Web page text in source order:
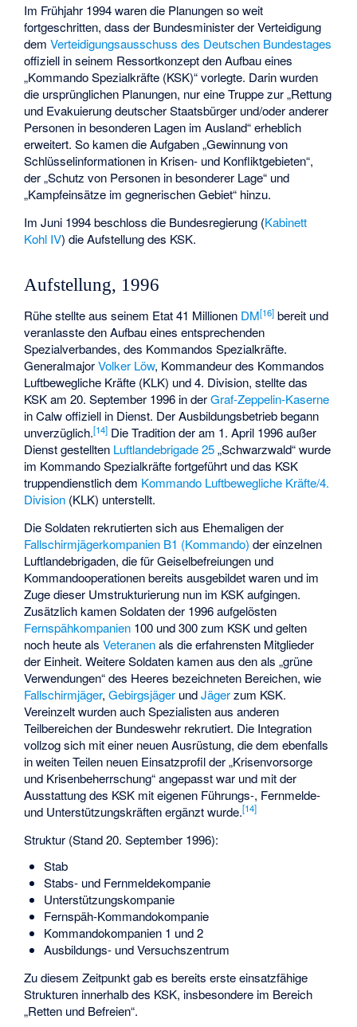
Im Frühjahr 1994 waren die Planungen so weit
fortgeschritten, dass der Bundesminister der Verteidigung
demVerteidigungsausschuss des Deutschen Bundestages
offiziell in seinem Ressortkonzept den Aufbau eines
„Kommando Spezialkräfte (KSK)“ vorlegte. Darin wurden
die ursprünglichen Planungen, nur eine Truppe zur „Rettung
und Evakuierung deutscher Staatsbürger und/oder anderer
Personen in besonderen Lagen im Ausland“ erheblich
erweitert. So kamen die Aufgaben „Gewinnung von
Schlüsselinformationen in Krisen- und Konfliktgebieten“,
der „Schutz von Personen in besonderer Lage“ und
„Kampfeinsätze im gegnerischen Gebiet“ hinzu.
Im Juni 1994 beschloss die Bundesregierung (Kabinett
Kohl IV) die Aufstellung des KSK.
Aufstellung, 1996
Rühe stellte aus seinem Etat 41 Millionen DM[16] bereit und
veranlasste den Aufbau eines entsprechenden
Spezialverbandes, des Kommandos Spezialkräfte.
GeneralmajorVolker Löw, Kommandeur des Kommandos
Luftbewegliche Kräfte (KLK) und 4. Division, stellte das
KSK am 20. September 1996 in derGraf-Zeppelin-Kaserne
in Calw offiziell in Dienst. Der Ausbildungsbetrieb begann
unverzüglich.[14] Die Tradition der am 1. April 1996 außer
Dienst gestellten Luftlandebrigade 25„Schwarzwald“ wurde
im Kommando Spezialkräfte fortgeführt und das KSK
truppendienstlich dem Kommando Luftbewegliche Kräfte/4.
Division (KLK) unterstellt.
Die Soldaten rekrutierten sich aus Ehemaligen der
Fallschirmjägerkompanien B1 (Kommando) der einzelnen
Luftlandebrigaden, die für Geiselbefreiungen und
Kommandooperationen bereits ausgebildet waren und im
Zuge dieser Umstrukturierung nun im KSK aufgingen.
Zusätzlich kamen Soldaten der 1996 aufgelösten
Fernspähkompanien 100 und 300 zum KSK und gelten
noch heute alsVeteranenals die erfahrensten Mitglieder
der Einheit. Weitere Soldaten kamen aus den als „grüne
Verwendungen“ des Heeres bezeichneten Bereichen, wie
Fallschirmjäger,Gebirgsjäger undJägerzum KSK.
Vereinzelt wurden auch Spezialisten aus anderen
Teilbereichen der Bundeswehr rekrutiert. Die Integration
vollzog sich mit einer neuen Ausrüstung, die dem ebenfalls
in weiten Teilen neuen Einsatzprofil der „Krisenvorsorge
und Krisenbeherrschung“ angepasst war und mit der
Ausstattung des KSK mit eigenen Führungs-, Fernmelde-
und Unterstützungskräften ergänzt wurde.[14]
Struktur (Stand 20. September 1996):
Stab
Stabs- und Fernmeldekompanie
Unterstützungskompanie
Fernspäh-Kommandokompanie
Kommandokompanien 1 und 2
Ausbildungs- und Versuchszentrum
Zu diesem Zeitpunkt gab es bereits erste einsatzfähige
Strukturen innerhalb des KSK, insbesondere im Bereich
„Retten und Befreien“.